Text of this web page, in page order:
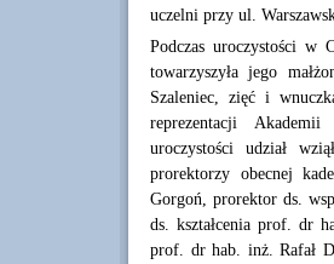
uczelni przy ul.
Podczas uroczystości w
towarzyszyła jego
Szaleniec, zięć i
reprezentacji
uroczystości udział
prorektorzy obecnej
Gorgoń, prorektor ds.
ds. kształcenia prof. dr
prof. dr hab. inż. Rafał